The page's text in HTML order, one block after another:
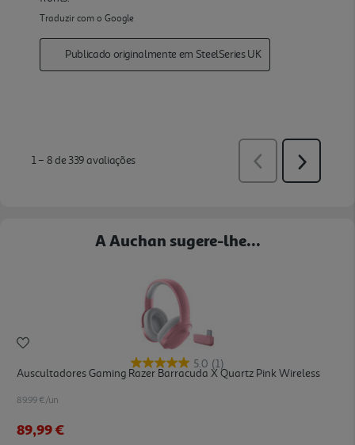
A Auchan sugere-lhe...
5.0 (1)
Auscultadores Gaming Razer Barracuda X Quartz Pink Wireless
89.99 €/un
89,99 €